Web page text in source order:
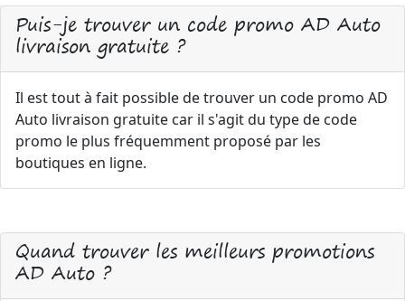
Puis-je trouver un code promo AD Auto
livraison gratuite ?
Il est tout à fait possible de trouver un code promo AD
Auto livraison gratuite car il s'agit du type de code
promo le plus fréquemment proposé par les
boutiques en ligne.
Quand trouver les meilleurs promotions
AD Auto ?